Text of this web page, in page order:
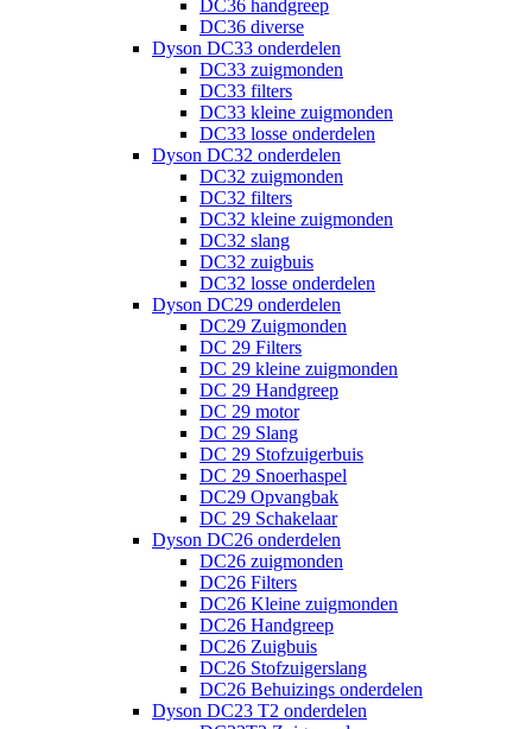
DC36 handgreep
DC36 diverse
Dyson DC33 onderdelen
DC33 zuigmonden
DC33 filters
DC33 kleine zuigmonden
DC33 losse onderdelen
Dyson DC32 onderdelen
DC32 zuigmonden
DC32 filters
DC32 kleine zuigmonden
DC32 slang
DC32 zuigbuis
DC32 losse onderdelen
Dyson DC29 onderdelen
DC29 Zuigmonden
DC 29 Filters
DC 29 kleine zuigmonden
DC 29 Handgreep
DC 29 motor
DC 29 Slang
DC 29 Stofzuigerbuis
DC 29 Snoerhaspel
DC29 Opvangbak
DC 29 Schakelaar
Dyson DC26 onderdelen
DC26 zuigmonden
DC26 Filters
DC26 Kleine zuigmonden
DC26 Handgreep
DC26 Zuigbuis
DC26 Stofzuigerslang
DC26 Behuizings onderdelen
Dyson DC23 T2 onderdelen